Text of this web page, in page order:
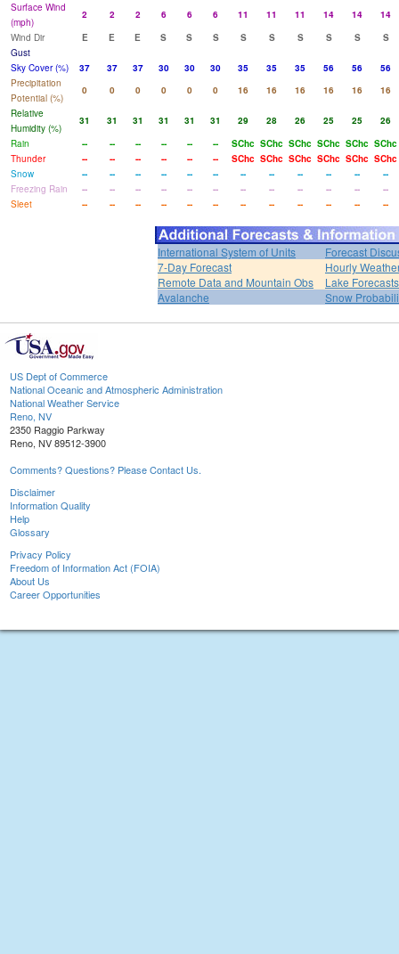
Surface Wind
(mph)
2 2 2 6 6 6 11 11 11 14 14
14
Wind Dir
E E E S S S S S S S S
S
Gust
Sky Cover (%)
37 37 37 30 30 30 35 35 35 56 56
56
Precipitation
Potential (%)
0 0 0 0 0 0 16 16 16 16 16
16
Relative
Humidity (%)
31 31 31 31 31 31 29 28 26 25 25
26
Rain
-- -- -- -- -- -- SChc SChc SChc SChc SChc SChc
Thunder
-- -- -- -- -- -- SChc SChc SChc SChc SChc SChc
Snow
-- -- -- -- -- -- -- -- -- -- --
--
Freezing Rain
-- -- -- -- -- -- -- -- -- -- --
--
Sleet
-- -- -- -- -- -- -- -- -- -- -- --
International System of Units
Forecast
7-Day Forecast
Hourly
Remote Data and Mountain Obs
Lake Forecasts
Avalanche
Snow
US Dept of Commerce
National Oceanic and Atmospheric Administration
National Weather Service
Reno, NV
2350 Raggio Parkway
Reno, NV 89512-3900
Comments? Questions? Please Contact Us.
Disclaimer
Information Quality
Help
Glossary
Privacy Policy
Freedom of Information Act (FOIA)
About Us
Career Opportunities